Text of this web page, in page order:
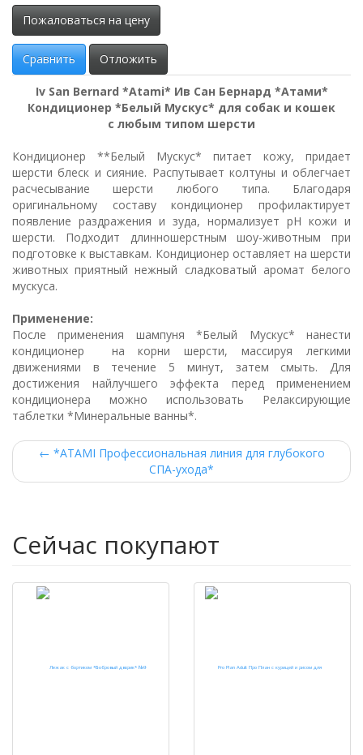
Пожаловаться на цену
Сравнить Отложить
Iv San Bernard *Atami* Ив Сан Бернард *Атами*
Кондиционер *Белый Мускус* для собак и кошек
с любым типом шерсти
Кондиционер **Белый Мускус* питает кожу, придает
шерсти блеск и сияние. Распутывает колтуны и облегчает
расчесывание шерсти любого типа. Благодаря
оригинальному составу кондиционер профилактирует
появление раздражения и зуда, нормализует рН кожи и
шерсти. Подходит длинношерстным шоу-животным при
подготовке к выставкам. Кондиционер оставляет на шерсти
животных приятный нежный сладковатый аромат белого
мускуса.
Применение:
После применения шампуня *Белый Мускус* нанести
кондиционер на корни шерсти, массируя легкими
движениями в течение 5 минут, затем смыть. Для
достижения найлучшего эффекта перед применением
кондиционера можно использовать Релаксирующие
таблетки *Минеральные ванны*.
← *ATAMI Профессиональная линия для глубокого
СПА-ухода*
Сейчас покупают